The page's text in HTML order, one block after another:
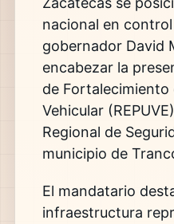
nacional en
gobernador David
encabezar la
de Fortalecimiento
Vehicular
Regional de
municipio de
El mandatario
infraestructura